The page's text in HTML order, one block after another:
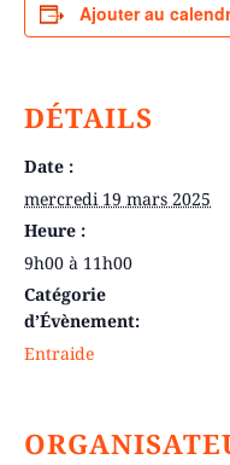
Ajouter au
DÉTAILS
Date :
mercredi 19 mars 2025
Heure :
9h00 à 11h00
Catégorie
d’Évènement:
Entraide